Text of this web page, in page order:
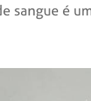
sangue é